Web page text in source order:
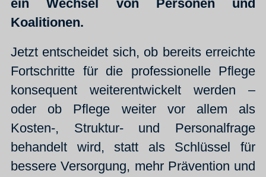
ein Wechsel von Personen und
Koalitionen.
Jetzt entscheidet sich, ob bereits erreichte
Fortschritte für die professionelle Pflege
konsequent weiterentwickelt werden –
oder ob Pflege weiter vor allem als
Kosten-, Struktur- und Personalfrage
behandelt wird, statt als Schlüssel für
bessere Versorgung, mehr Prävention und